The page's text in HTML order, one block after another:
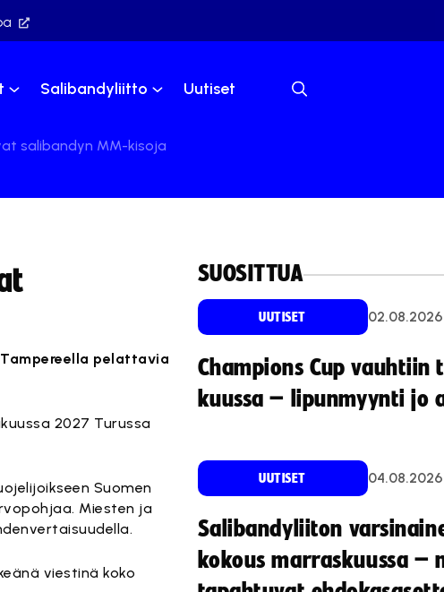
Salibandyliitto Uutiset
salibandyn MM-kisoja
pelattavia
2027 Turussa
Suomen
Miesten ja
viestinä koko
SUOSITTUA
UUTISET 02.08.2026
Champions Cup vauhtiin
kuussa – lipunmyynti jo
UUTISET 04.08.2026
Salibandyliiton
kokous marraskuussa –